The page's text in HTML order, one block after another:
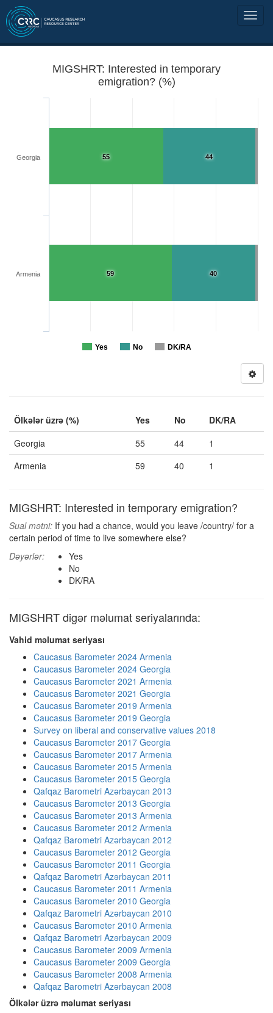
MIGSHRT: Interested in temporary
emigration? (%)
44
40
55
59
Yes No DK/RA
Georgia
Armenia
Ölkələr üzrə (%) Yes No
DK/RA
Georgia
55 44
1
Armenia
59 40 1
MIGSHRT: Interested in temporary emigration?
Sual mətni: If you had a chance, would you leave /country/ for a
certain period of time to live somewhere else?
Dəyərlər:
Yes
No
DK/RA
MIGSHRT digər məlumat seriyalarında:
Vahid məlumat seriyası
Caucasus Barometer 2024 Armenia
Caucasus Barometer 2024 Georgia
Caucasus Barometer 2021 Armenia
Caucasus Barometer 2021 Georgia
Caucasus Barometer 2019 Armenia
Caucasus Barometer 2019 Georgia
Survey on liberal and conservative values 2018
Caucasus Barometer 2017 Georgia
Caucasus Barometer 2017 Armenia
Caucasus Barometer 2015 Armenia
Caucasus Barometer 2015 Georgia
Qafqaz Barometri Azərbaycan 2013
Caucasus Barometer 2013 Georgia
Caucasus Barometer 2013 Armenia
Caucasus Barometer 2012 Armenia
Qafqaz Barometri Azərbaycan 2012
Caucasus Barometer 2012 Georgia
Caucasus Barometer 2011 Georgia
Qafqaz Barometri Azərbaycan 2011
Caucasus Barometer 2011 Armenia
Caucasus Barometer 2010 Georgia
Qafqaz Barometri Azərbaycan 2010
Caucasus Barometer 2010 Armenia
Qafqaz Barometri Azərbaycan 2009
Caucasus Barometer 2009 Armenia
Caucasus Barometer 2009 Georgia
Caucasus Barometer 2008 Armenia
Qafqaz Barometri Azərbaycan 2008
Ölkələr üzrə məlumat seriyası